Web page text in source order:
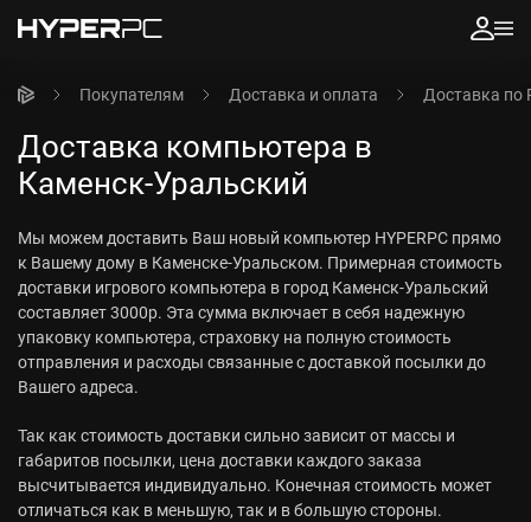
Покупателям Доставка и оплата Доставка по
Доставка компьютера в
Каменск-Уральский
Мы можем доставить Ваш новый компьютер HYPERPC прямо
к Вашему дому в Каменске-Уральском. Примерная стоимость
доставки игрового компьютера в город Каменск-Уральский
составляет 3000р. Эта сумма включает в себя надежную
упаковку компьютера, страховку на полную стоимость
отправления и расходы связанные с доставкой посылки до
Вашего адреса.
Так как стоимость доставки сильно зависит от массы и
габаритов посылки, цена доставки каждого заказа
высчитывается индивидуально. Конечная стоимость может
отличаться как в меньшую, так и в большую стороны.